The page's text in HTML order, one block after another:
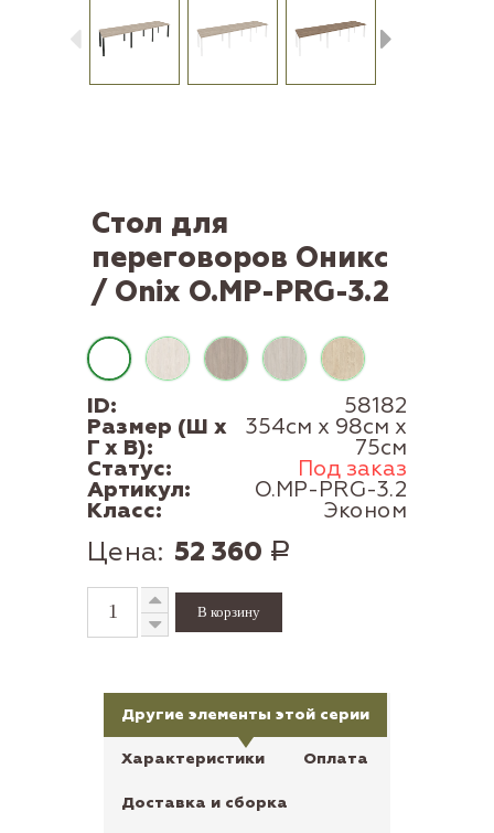
Стол для
переговоров Оникс
/ Onix O.MP-PRG-3.2
ID: 58182
Размер (Ш x
Г x В):
354см x 98см x
75см
Статус: Под заказ
Артикул: O.MP-PRG-3.2
Класс: Эконом
Цена: 52 360 Р
Другие элементы этой серии
Характеристики Оплата
Доставка и сборка